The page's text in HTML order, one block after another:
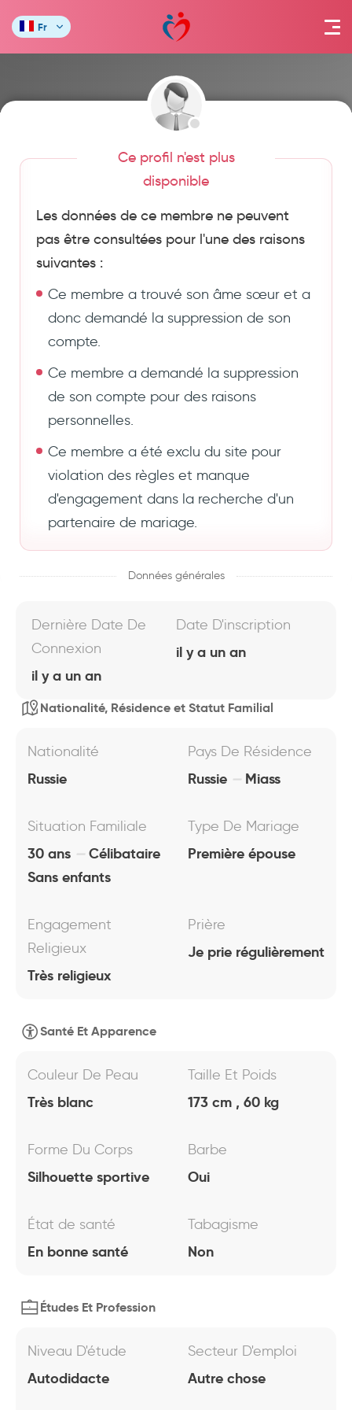
Fr
Ce profil n'est plus
disponible
Les données de ce membre ne peuvent
pas être consultées pour l'une des raisons
suivantes :
Ce membre a trouvé son âme sœur et a
donc demandé la suppression de son
compte.
Ce membre a demandé la suppression
de son compte pour des raisons
personnelles.
Ce membre a été exclu du site pour
violation des règles et manque
d'engagement dans la recherche d'un
partenaire de mariage.
Données générales
Dernière Date De
Connexion
il y a un an
Date D'inscription
il y a un an
Nationalité, Résidence et Statut Familial
Nationalité
Russie
Pays De Résidence
Russie Miass
Situation Familiale
30 ans
Célibataire
Sans enfants
Type De Mariage
Première épouse
Engagement
Religieux
Très religieux
Prière
Je prie régulièrement
Santé Et Apparence
Couleur De Peau
Très blanc
Taille Et Poids
173 cm , 60 kg
Forme Du Corps
Silhouette sportive
Barbe
Oui
État de santé
En bonne santé
Tabagisme
Non
Études Et Profession
Niveau D'étude
Autodidacte
Secteur D'emploi
Autre chose